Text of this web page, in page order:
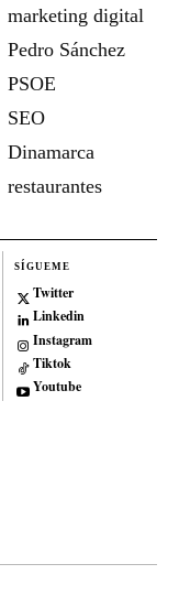
marketing digital
Pedro Sánchez
PSOE
SEO
Dinamarca
restaurantes
SÍGUEME
Twitter
Linkedin
Instagram
Tiktok
Youtube